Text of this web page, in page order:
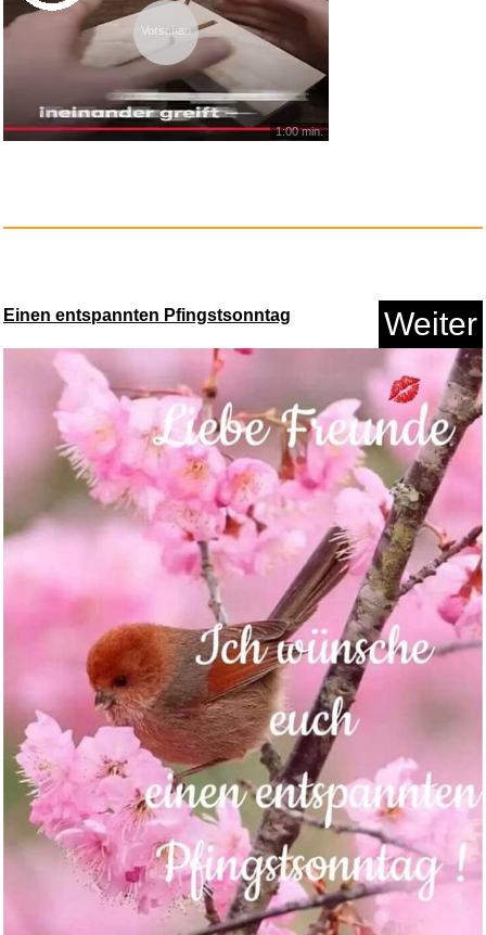
PUMA Erwachsene Buzz 28 l
Ruck...
Forgotten Melodies...
Anzeige
Norton 360 Premium 2026
1...
Anzeige
Vorschau
1:00 min.
Einen entspannten Pfingstsonntag Weiter